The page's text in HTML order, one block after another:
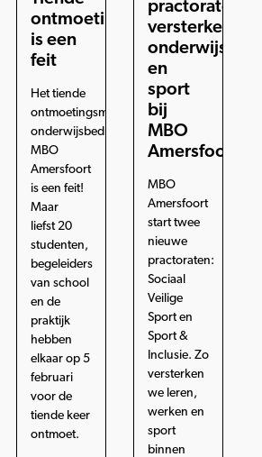
ontmoetingsdag
is een
feit
Het tiende
ontmoetingsmoment
onderwijsbedrijven
MBO
Amersfoort
is een feit!
Maar
liefst 20
studenten,
begeleiders
van school
en de
praktijk
hebben
elkaar op 5
februari
voor de
tiende keer
ontmoet.
practoraten
versterken
onderwijs
en
sport
bij
MBO
Amersfoort
MBO
Amersfoort
start twee
nieuwe
practoraten:
Sociaal
Veilige
Sport en
Sport &
Inclusie. Zo
versterken
we leren,
werken en
sport
binnen